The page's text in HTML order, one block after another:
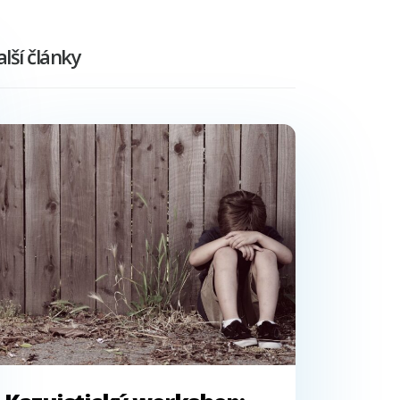
články